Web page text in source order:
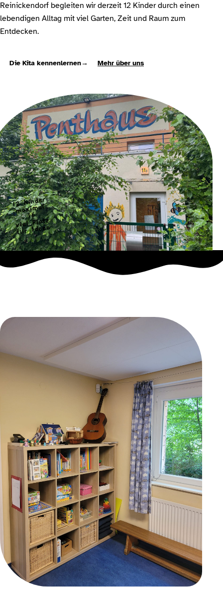
Reinickendorf begleiten wir derzeit 12 Kinder durch einen
lebendigen Alltag mit viel Garten, Zeit und Raum zum
Entdecken.
Die Kita kennenlernen→ Mehr über uns
12 Kinder
maximal
16
viel Platz
für Ideen